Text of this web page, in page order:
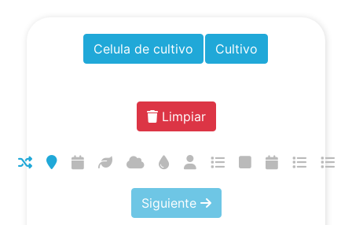
Celula de cultivo Cultivo
Limpiar
Siguiente